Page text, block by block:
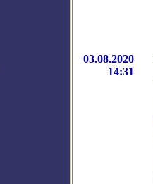
03.08.2020
14:31